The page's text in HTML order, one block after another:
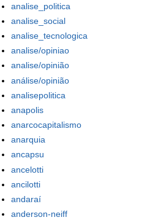
analise_politica
analise_social
analise_tecnologica
analise/opiniao
analise/opinião
análise/opinião
analisepolitica
anapolis
anarcocapitalismo
anarquia
ancapsu
ancelotti
ancilotti
andaraí
anderson-neiff